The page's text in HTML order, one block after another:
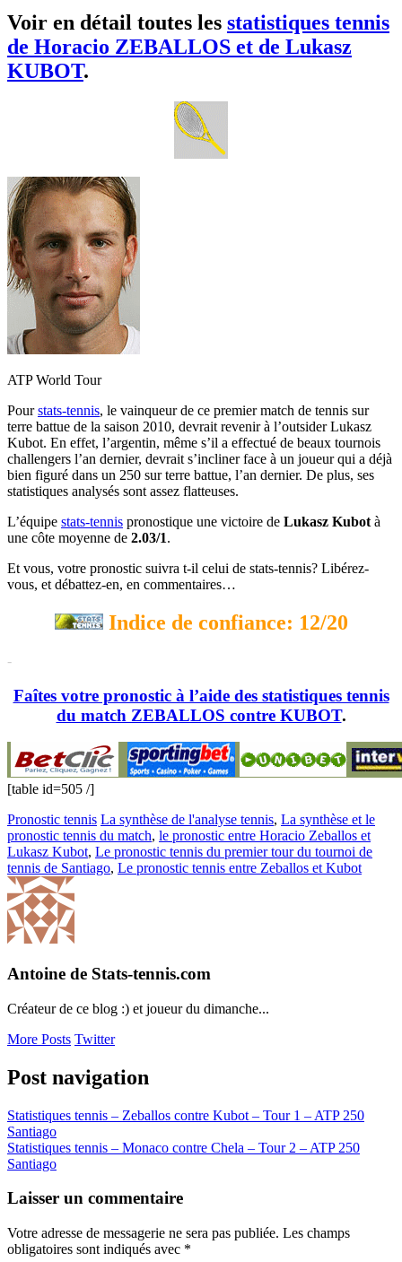
Voir en détail toutes les statistiques tennis
de Horacio ZEBALLOS et de Lukasz
KUBOT.
ATP World Tour
Pourstats-tennis, le vainqueur de ce premier match de tennis sur
terre battue de la saison 2010, devrait revenir à l’outsider Lukasz
Kubot. En effet, l’argentin, même s’il a effectué de beaux tournois
challengers l’an dernier, devrait s’incliner face à un joueur qui a déjà
bien figuré dans un 250 sur terre battue, l’an dernier. De plus, ses
statistiques analysés sont assez flatteuses.
L’équipe stats-tennis pronostique une victoire de Lukasz Kubot à
une côte moyenne de 2.03/1.
Et vous, votre pronostic suivra t-il celui de stats-tennis? Libérez-
vous, et débattez-en, en commentaires…
Indice de confiance: 12/20
-
Faîtes votre pronostic à l’aide des statistiques tennis
du match ZEBALLOS contre KUBOT.
[table id=505 /]
Pronostic tennis La synthèse de l'analyse tennis, La synthèse et le
pronostic tennis du match, le pronostic entre Horacio Zeballos et
Lukasz Kubot, Le pronostic tennis du premier tour du tournoi de
tennis de Santiago, Le pronostic tennis entre Zeballos et Kubot
Antoine de Stats-tennis.com
Créateur de ce blog :) et joueur du dimanche...
More Posts Twitter
Post navigation
Statistiques tennis – Zeballos contre Kubot – Tour 1 – ATP 250
Santiago
Statistiques tennis – Monaco contre Chela – Tour 2 – ATP 250
Santiago
Laisser un commentaire
Votre adresse de messagerie ne sera pas publiée. Les champs
obligatoires sont indiqués avec *